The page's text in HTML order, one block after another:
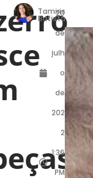
Tamiris
Batista
20
de
julh
o
de
202
2
1:36
PM